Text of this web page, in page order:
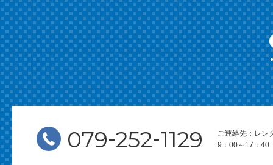
079-252-1129
ご連絡先：レン
9：00～17：